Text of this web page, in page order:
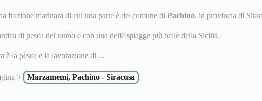
frazione marinara di cui una parte è del comune di Pachino, in provincia di
di pesca del tonno e con una delle spiagge più belle della Sicilia.
è la pesca e la lavorazione di ...
> Marzamemi, Pachino - Siracusa